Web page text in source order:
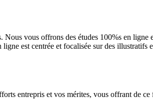
vous offrons des études 100%s en
est centrée et focalisée sur des
entrepris et vos mérites, vous offrant de